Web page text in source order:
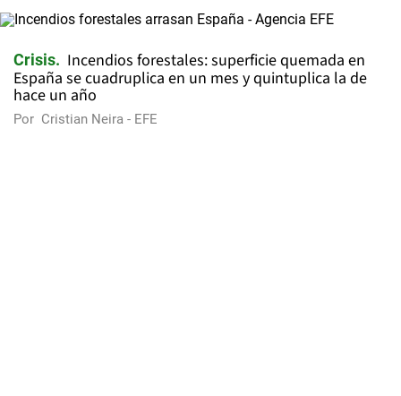
Crisis
Incendios forestales: superficie quemada en
España se cuadruplica en un mes y quintuplica la de
hace un año
Por Cristian Neira - EFE